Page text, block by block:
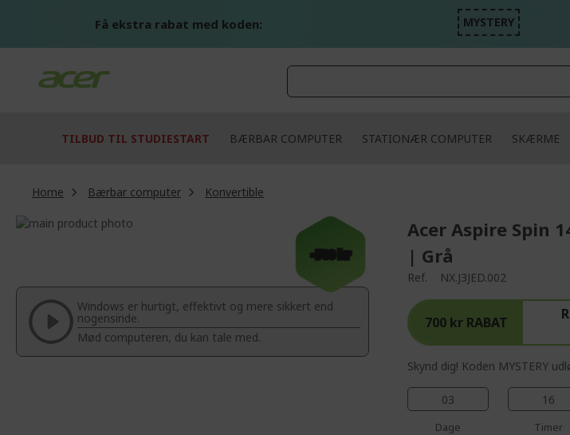
Få ekstra rabat med koden: MYSTERY
TILBUD TIL STUDIESTART BÆRBAR COMPUTER STATIONÆR COMPUTER SKÆRME
Home Bærbar computer
Konvertible
Skip
of
images
gallery
-700 kr
beginning
the
images
gallery
Windows er hurtigt, effektivt og mere sikkert end
nogensinde.
Mød computeren, du kan tale med.
Acer Aspire Spin
| Grå
Ref. NX.J3JED.002
700 kr RABAT
Skynd dig! Koden MYSTERY
03
Dage
16
Timer